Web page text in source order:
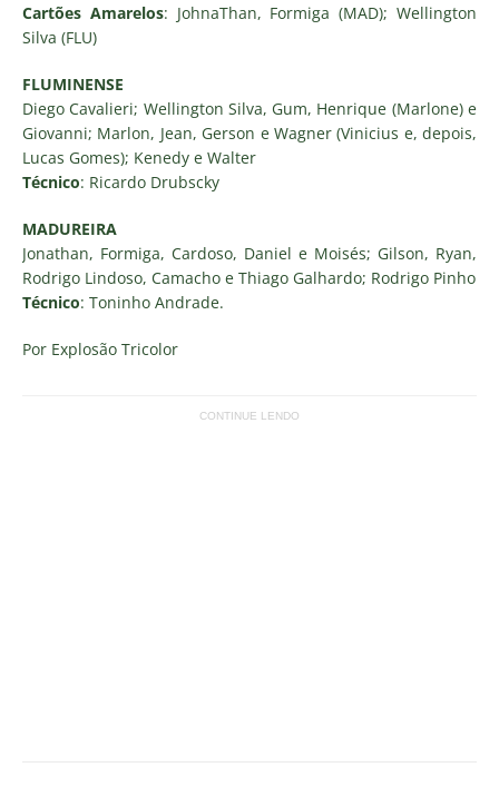
Cartões Amarelos: JohnaThan, Formiga (MAD); Wellington
Silva (FLU)
FLUMINENSE
Diego Cavalieri; Wellington Silva, Gum, Henrique (Marlone) e
Giovanni; Marlon, Jean, Gerson e Wagner (Vinicius e, depois,
Lucas Gomes); Kenedy e Walter
Técnico: Ricardo Drubscky
MADUREIRA
Jonathan, Formiga, Cardoso, Daniel e Moisés; Gilson, Ryan,
Rodrigo Lindoso, Camacho e Thiago Galhardo; Rodrigo Pinho
Técnico: Toninho Andrade.
Por Explosão Tricolor
CONTINUE LENDO